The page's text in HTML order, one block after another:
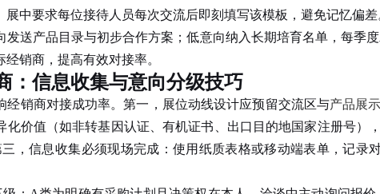
中要求每位接待人员每次交流后即刻填写该模板，避免记忆偏
发送产品目录与初步合作方案；低意向纳入长期培育名单，每季
销商，提高有效对接率。
：信息收集与意向分级技巧
销商对接成功率。第一，展位动线设计应预留交流区与产品展示
化价值（如非转基因认证、有机证书、出口目的地国家注册号
，信息收集必须现场完成：使用纸质表格或移动端表单，记